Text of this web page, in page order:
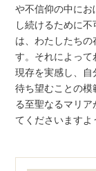
や不信仰の中にお
し続けるために
は、わたしたち
す。それによっ
現存を実感し、自
待ち望むことの模
る至聖なるマリ
てくださいますよ